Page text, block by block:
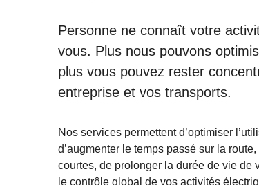
Personne ne connaît votre
vous. Plus nous pouvons
plus vous pouvez rester
entreprise et vos transports.
Nos services permettent d’optimiser
d’augmenter le temps passé sur la
courtes, de prolonger la durée de vie de
le contrôle global de vos activités